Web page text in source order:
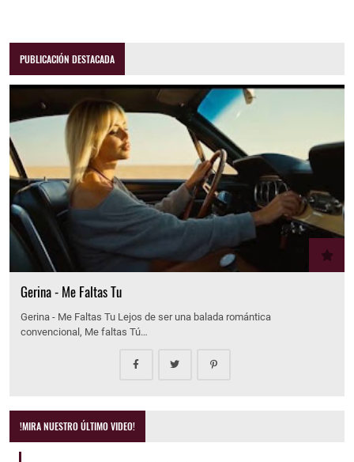
PUBLICACIÓN DESTACADA
Gerina - Me Faltas Tu
Gerina - Me Faltas Tu Lejos de ser una balada romántica
convencional, Me faltas Tú…
!MIRA NUESTRO ÚLTIMO VIDEO!